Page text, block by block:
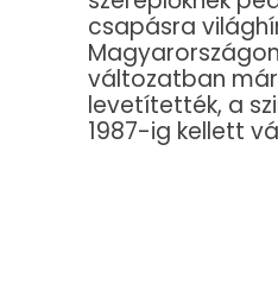
csapásra
változatban már
levetítették, a
1987-ig kellett